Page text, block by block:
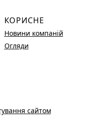
КОРИСНЕ
Новини компаній
Огляди
сайтом